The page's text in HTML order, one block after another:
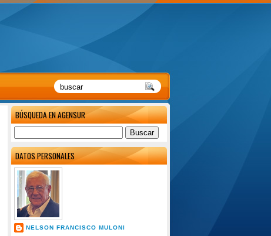
BÚSQUEDA EN AGENSUR
DATOS PERSONALES
NELSON FRANCISCO MULONI